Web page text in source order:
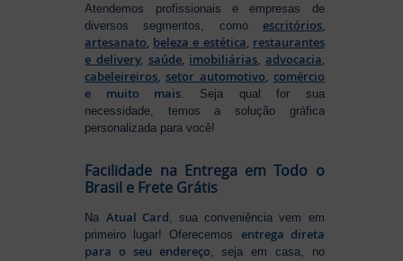
Atendemos profissionais e empresas de
diversos segmentos, como escritórios,
artesanato beleza e estética restaurantes
e delivery, saúde, imobiliárias advocacia
cabeleireiros setor automotivo comércio
e muito mais . Seja qual for sua
necessidade, temos a solução gráfica
personalizada para você!
Facilidade na Entrega em Todo o
Brasil e Frete Grátis
Na Atual Card, sua conveniência vem em
primeiro lugar! Oferecemos entrega direta
para o seu endereço, seja em casa, no